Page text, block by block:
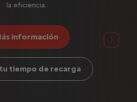
la eficiencia.
información
tiempo de recarga